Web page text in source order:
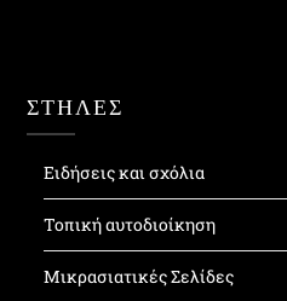
ΣΤΗΛΕΣ
Ειδήσεις και σχόλια
Τοπική αυτοδιοίκηση
Μικρασιατικές Σελίδες